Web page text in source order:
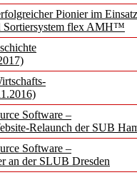
Pionier im
Sortiersystem flex AMH™
Software –
Relaunch der SUB
Software –
an der SLUB Dresden
Teil der
für
KI-Texte